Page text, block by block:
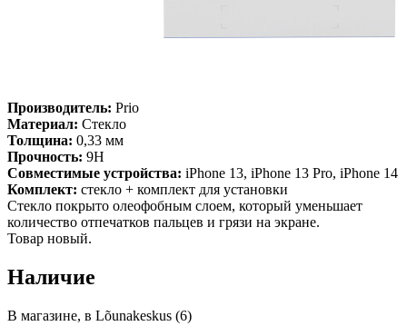
Производитель: Prio
Материал: Стекло
Толщина: 0,33 мм
Прочность: 9H
Совместимые устройства: iPhone 13, iPhone 13 Pro, iPhone 14
Комплект: стекло + комплект для установки
Стекло покрыто олеофобным слоем, который уменьшает
количество отпечатков пальцев и грязи на экране.
Товар новый.
Наличие
В магазине, в Lõunakeskus (6)